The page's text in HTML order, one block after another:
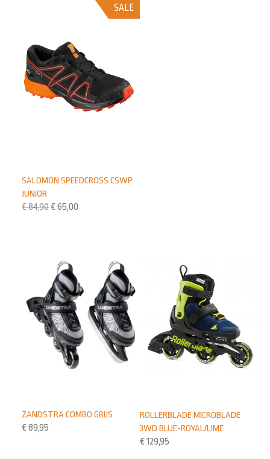
SALE
SALOMON SPEEDCROSS CSWP
JUNIOR
€84,90€ 65,00
ROLLERBLADE MICROBLADE
3WD BLUE-ROYAL/LIME
€ 129,95
ZANDSTRA COMBO GRIJS
€ 89,95